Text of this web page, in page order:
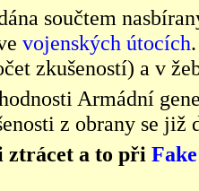
součtem
vojenských útocích
zkušeností) a v
Armádní
z obrany se již
ztrácet a to při